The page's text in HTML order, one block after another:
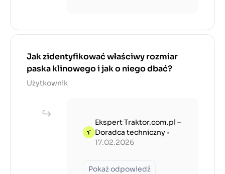
Jak zidentyfikować właściwy rozmiar
paska klinowego i jak o niego dbać?
Użytkownik
Ekspert Traktor.com.pl –
Doradca techniczny •
17.02.2026
Pokaż odpowiedź